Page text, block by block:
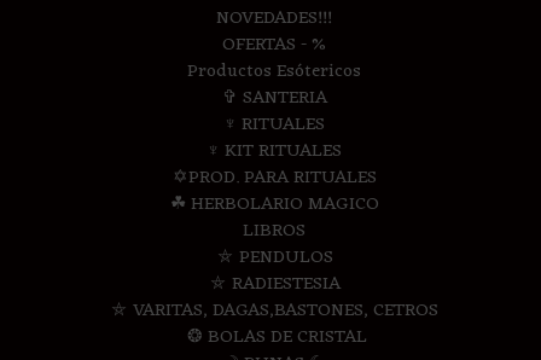
NOVEDADES!!!
OFERTAS - %
Productos Esótericos
✞ SANTERIA
♆ RITUALES
♆ KIT RITUALES
✡PROD. PARA RITUALES
☘ HERBOLARIO MAGICO
LIBROS
⛤ PENDULOS
⛤ RADIESTESIA
⛤ VARITAS, DAGAS,BASTONES, CETROS
❂ BOLAS DE CRISTAL